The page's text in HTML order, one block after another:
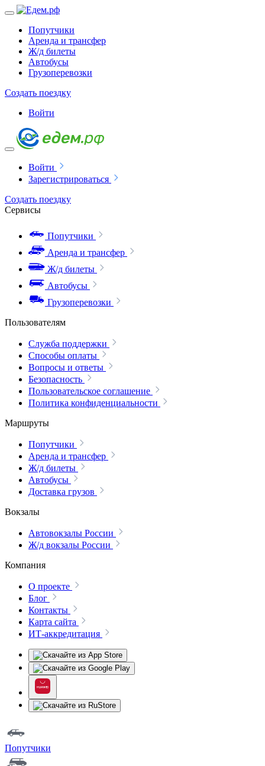
Попутчики
Аренда и трансфер
Ж/д билеты
Автобусы
Грузоперевозки
Создать поездку
Войти
Войти
Зарегистрироваться
Создать поездку
Сервисы
Попутчики
Аренда и трансфер
Ж/д билеты
Автобусы
Грузоперевозки
Пользователям
Служба поддержки
Способы оплаты
Вопросы и ответы
Безопасность
Пользовательское соглашение
Политика конфиденциальности
Маршруты
Попутчики
Аренда и трансфер
Ж/д билеты
Автобусы
Доставка грузов
Вокзалы
Автовокзалы России
Ж/д вокзалы России
Компания
О проекте
Блог
Контакты
Карта сайта
ИТ-аккредитация
Попутчики